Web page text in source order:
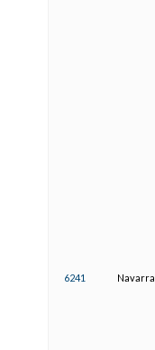
6241 Navarra